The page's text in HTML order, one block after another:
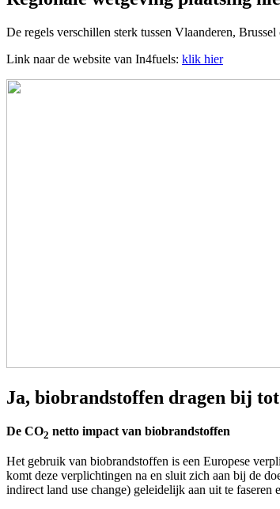
De regels verschillen sterk tussen Vlaanderen,
Link naar de website van In4fuels: klik hier
Ja, biobrandstoffen dragen bij
De CO2 netto impact van biobrandstoffen
Het gebruik van biobrandstoffen is een Europese
komt deze verplichtingen na en sluit zich aan bij de
indirect land use change) geleidelijk aan uit te